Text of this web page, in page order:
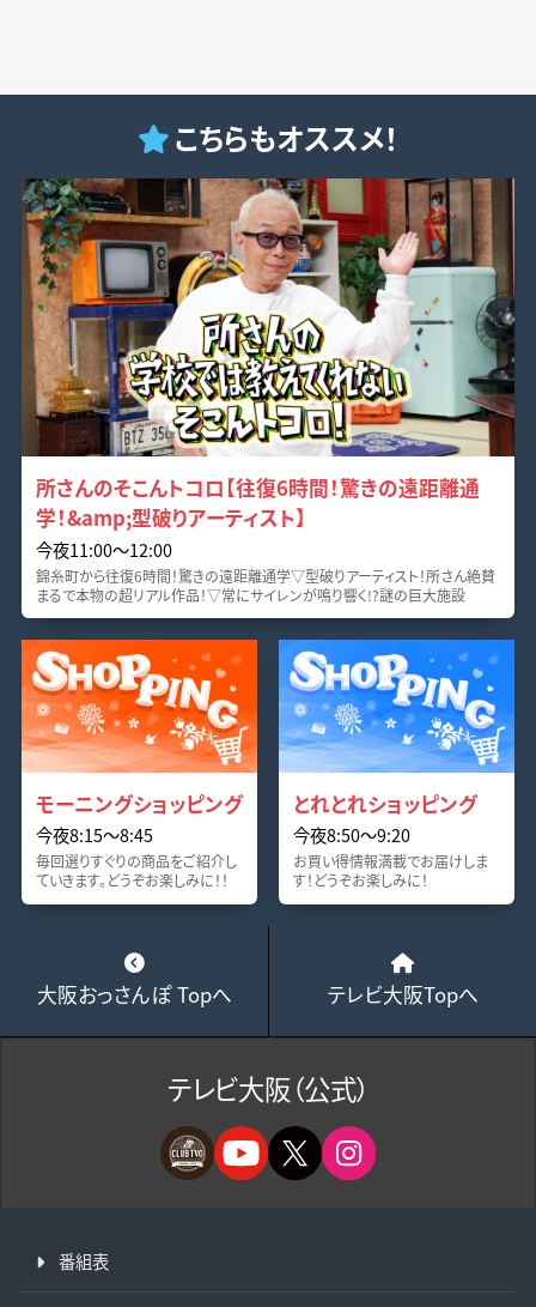
こちらもオススメ！
所さんのそこんトコロ【往復6時間！驚きの遠距離通
学！&amp;型破りアーティスト】
今夜11:00～12:00
錦糸町から往復6時間！驚きの遠距離通学▽型破りアーティスト！所さん絶賛
まるで本物の超リアル作品！▽常にサイレンが鳴り響く!?謎の巨大施設
モーニングショッピング
今夜8:15～8:45
毎回選りすぐりの商品をご紹介し
ていきます。どうぞお楽しみに！！
とれとれショッピング
今夜8:50～9:20
お買い得情報満載でお届けしま
す！どうぞお楽しみに！
大阪おっさんぽ Topへ テレビ大阪Topへ
テレビ大阪（公式）
番組表